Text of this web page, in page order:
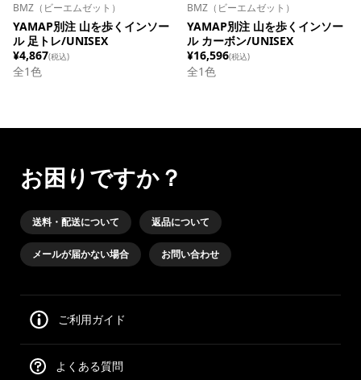
BMZ（ビーエムゼット）
YAMAP別注 山を歩くインソー
ル 足トレ/UNISEX
¥4,867(税込)
全1色
BMZ（ビーエムゼット）
YAMAP別注 山を歩くインソー
ル カーボン/UNISEX
¥16,596(税込)
全1色
お困りですか？
送料・配送について 返品について
メールが届かない場合 お問い合わせ
ご利用ガイド
よくある質問